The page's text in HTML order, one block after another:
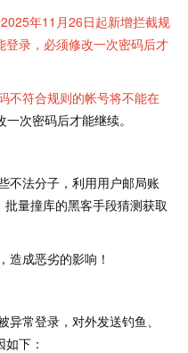
年11月26日起新增拦截规
录，必须修改一次密码后才
不符合规则的帐号将不能在
次密码后才能继续。
法分子，利用用户邮局账
量撞库的黑客手段猜测获取
造成恶劣的影响！
常登录，对外发送钓鱼、
下：